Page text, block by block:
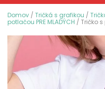
Domov / Tričká s grafikou /
potlačou PRE MLADÝCH / Tričko